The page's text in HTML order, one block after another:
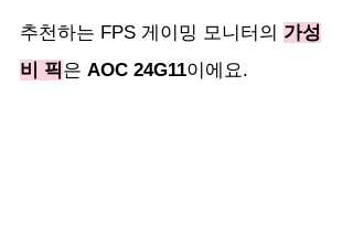
추천하는 FPS 게이밍 모니터의 가성
비 픽은 AOC 24G11이에요.